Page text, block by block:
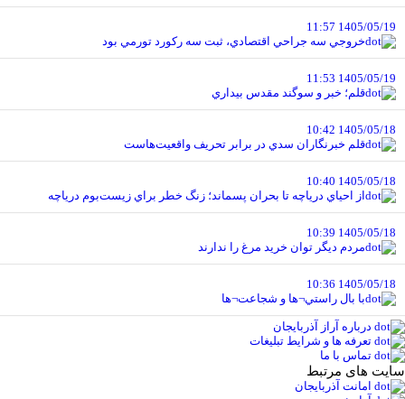
1405/05/19 11:57
خروجي سه جراحي اقتصادي، ثبت سه رکورد تورمي بود
1405/05/19 11:53
قلم؛ خبر و سوگند مقدس بيداري
1405/05/18 10:42
قلم خبرنگاران سدي در برابر تحريف واقعيت‌هاست
1405/05/18 10:40
از احياي درياچه تا بحران پسماند؛ زنگ خطر براي زيست‌بوم درياچه
1405/05/18 10:39
مردم ديگر توان خريد مرغ را ندارند
1405/05/18 10:36
با بال راستي¬ها و شجاعت¬ها
درباره آراز آذربایجان
تعرفه ها و شرایط تبلیغات
تماس با ما
سایت های مرتبط
امانت آذربایجان